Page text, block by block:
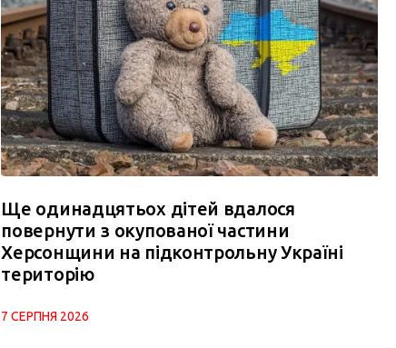
Ще одинадцятьох дітей вдалося
повернути з окупованої частини
Херсонщини на підконтрольну Україні
територію
7 СЕРПНЯ 2026